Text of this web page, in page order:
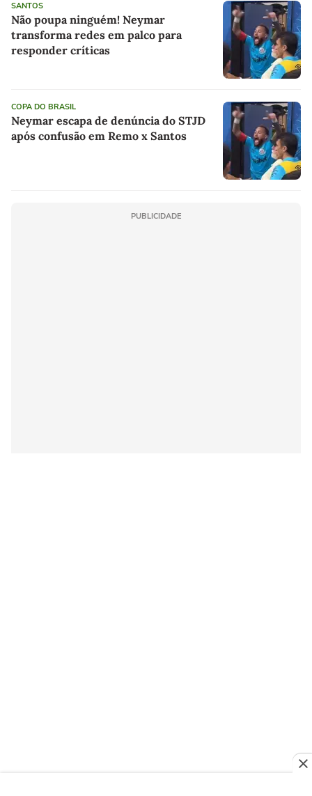
SANTOS
Não poupa ninguém! Neymar
transforma redes em palco para
responder críticas
COPA DO BRASIL
Neymar escapa de denúncia do STJD
após confusão em Remo x Santos
PUBLICIDADE